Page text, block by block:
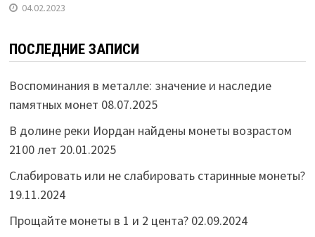
04.02.2023
ПОСЛЕДНИЕ ЗАПИСИ
Воспоминания в металле: значение и наследие
памятных монет 08.07.2025
В долине реки Иордан найдены монеты возрастом
2100 лет 20.01.2025
Слабировать или не слабировать старинные монеты?
19.11.2024
Прощайте монеты в 1 и 2 цента? 02.09.2024